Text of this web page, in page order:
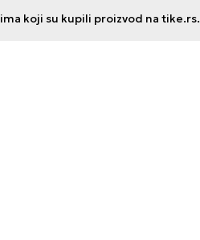
koji su kupili proizvod na tike.rs.